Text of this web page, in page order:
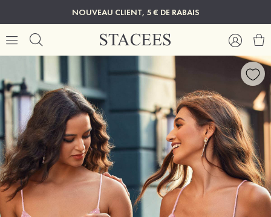
NOUVEAU CLIENT, 5 € DE RABAIS